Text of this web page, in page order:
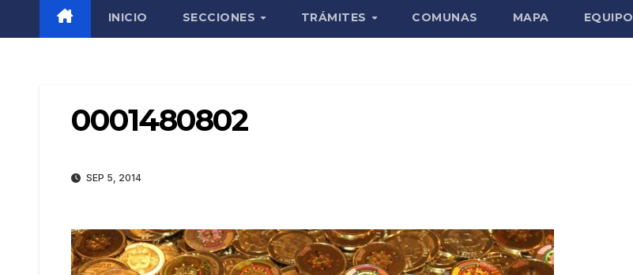
INICIO SECCIONES TRÁMITES COMUNAS MAPA EQUIPO
0001480802
SEP 5, 2014